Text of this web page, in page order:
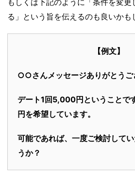
もしくは下記のように「条件を変更
る」という旨を伝えるのも良いかも
【例文】
○○さんメッセージありがとうご
デート1回5,000円ということで
円を希望しています。
可能であれば、一度ご検討して
うか？